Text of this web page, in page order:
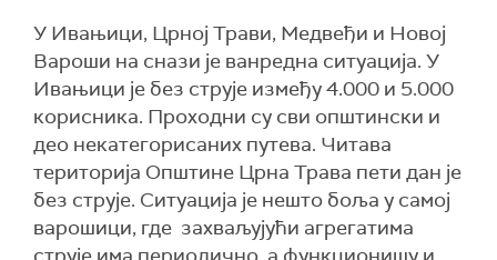
У Ивањици, Црној Трави, Медвеђи и Новој
Вароши на снази је ванредна ситуација. У
Ивањици је без струје између 4.000 и 5.000
корисника. Проходни су сви општински и
део некатегорисаних путева. Читава
територија Општине Црна Трава пети дан је
без струје. Ситуација је нешто боља у самој
варошици, где захваљујући агрегатима